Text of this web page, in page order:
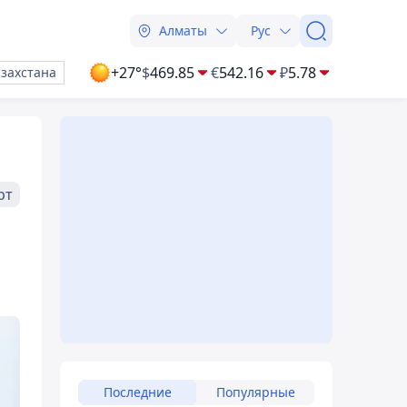
Алматы Рус
+27°$469.85 €542.16 ₽5.78
Последние Популярные